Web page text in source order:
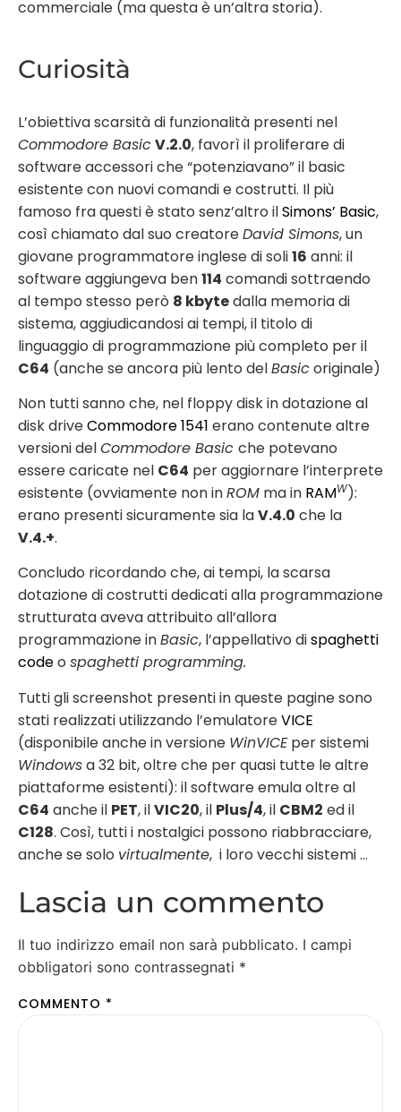
commerciale (ma questa è un’altra storia).
Curiosità
L’obiettiva scarsità di funzionalità presenti nel
Commodore BasicV.2.0, favorì il proliferare di
software accessori che “potenziavano” il basic
esistente con nuovi comandi e costrutti. Il più
famoso fra questi è stato senz’altro ilSimons’ Basic,
così chiamato dal suo creatoreDavid Simons, un
giovane programmatore inglese di soli16 anni: il
software aggiungeva ben114 comandi sottraendo
al tempo stesso però 8 kbytedalla memoria di
sistema, aggiudicandosi ai tempi, il titolo di
linguaggio di programmazione più completo per il
C64 (anche se ancora più lento delBasicoriginale)
Non tutti sanno che, nel floppy disk in dotazione al
disk driveCommodore 1541 erano contenute altre
versioni delCommodore Basic che potevano
essere caricate nel C64 per aggiornare l’interprete
esistente (ovviamente non inROM ma in RAMW):
erano presenti sicuramente sia laV.4.0 che la
V.4.+.
Concludo ricordando che, ai tempi, la scarsa
dotazione di costrutti dedicati alla programmazione
strutturata aveva attribuito all’allora
programmazione inBasic, l’appellativo dispaghetti
codeo spaghetti programming.
Tutti gli screenshot presenti in queste pagine sono
stati realizzati utilizzando l’emulatoreVICE
(disponibile anche in versione WinVICEper sistemi
Windowsa 32 bit, oltre che per quasi tutte le altre
piattaforme esistenti): il software emula oltre al
C64 anche il PET, ilVIC20, il Plus/4, il CBM2 ed il
C128. Così, tutti i nostalgici possono riabbracciare,
anche se solo virtualmente, i loro vecchi sistemi …
Lascia un commento
Il tuo indirizzo email non sarà pubblicato. I campi
obbligatori sono contrassegnati *
COMMENTO *